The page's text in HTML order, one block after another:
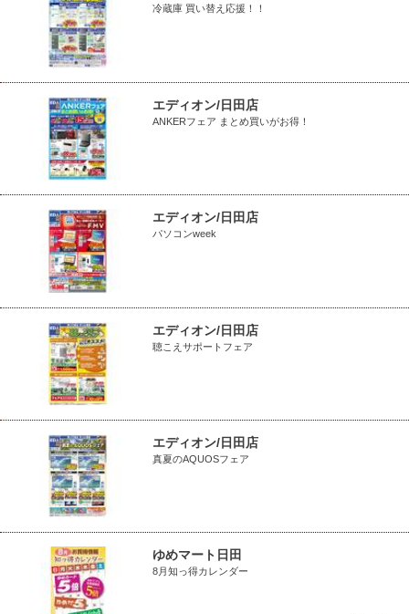
冷蔵庫 買い替え応援！！
エディオン/日田店
ANKERフェア まとめ買いがお得！
エディオン/日田店
パソコンweek
エディオン/日田店
聴こえサポートフェア
エディオン/日田店
真夏のAQUOSフェア
ゆめマート日田
8月知っ得カレンダー